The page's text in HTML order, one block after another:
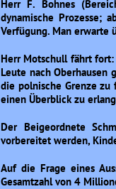
Herr F. Bohnes
dynamische Prozesse;
Verfügung. Man erwarte
Herr Motschull fährt fort:
Leute nach Oberhausen
die polnische Grenze zu
einen Überblick zu
Der Beigeordnete
vorbereitet werden,
Auf die Frage eines
Gesamtzahl von 4